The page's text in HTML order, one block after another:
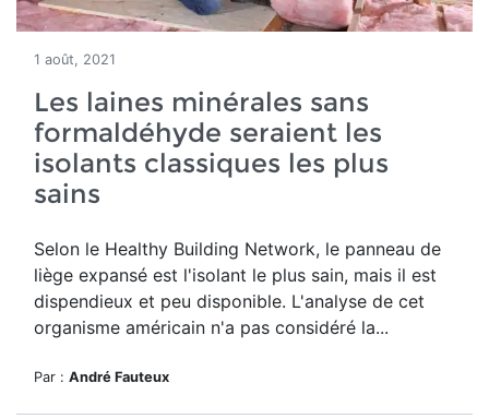
1 août, 2021
Les laines minérales sans
formaldéhyde seraient les
isolants classiques les plus
sains
Selon le Healthy Building Network, le panneau de
liège expansé est l'isolant le plus sain, mais il est
dispendieux et peu disponible. L'analyse de cet
organisme américain n'a pas considéré la...
Par : André Fauteux